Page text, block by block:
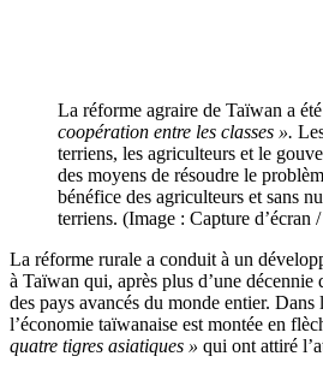
La réforme agraire de Taïwan a
coopération entre les classes ».
terriens, les agriculteurs et le
des moyens de résoudre le
bénéfice des agriculteurs et sans
terriens. (Image : Capture d’écran
La réforme rurale a conduit à un
à Taïwan qui, après plus d’une décennie
des pays avancés du monde entier. Dans
l’économie taïwanaise est montée en
quatre tigres asiatiques » qui ont attiré